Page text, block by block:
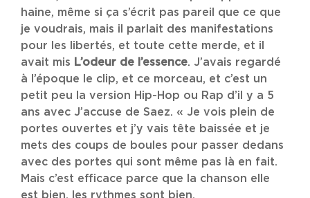
haine, même si ça s’écrit pas pareil que ce que
je voudrais, mais il parlait des manifestations
pour les libertés, et toute cette merde, et il
avait mis L’odeur de l’essence. J’avais regardé
à l’époque le clip, et ce morceau, et c’est un
petit peu la version Hip-Hop ou Rap d’il y a 5
ans avec J’accuse de Saez. « Je vois plein de
portes ouvertes et j’y vais tête baissée et je
mets des coups de boules pour passer dedans
avec des portes qui sont même pas là en fait.
Mais c’est efficace parce que la chanson elle
est bien, les rythmes sont bien.